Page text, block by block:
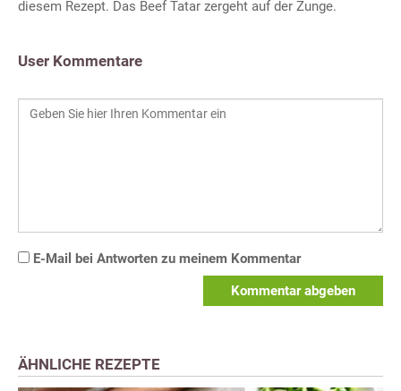
diesem Rezept. Das Beef Tatar zergeht auf der Zunge.
User Kommentare
E-Mail bei Antworten zu meinem Kommentar
Kommentar abgeben
ÄHNLICHE REZEPTE